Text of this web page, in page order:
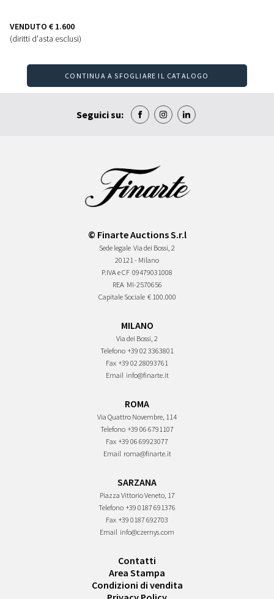
VENDUTO € 1.600
(diritti d'asta esclusi)
CONTINUA A SFOGLIARE IL CATALOGO
Seguici su:
© Finarte Auctions S.r.l
Sede legale Via dei Bossi, 2
20121 - Milano
P.IVA e CF 09479031008
REA MI-2570656
Capitale Sociale € 100.000
MILANO
Via dei Bossi, 2
Telefono +39 02 3363801
Fax +39 02 28093761
Email info@finarte.it
ROMA
Via Quattro Novembre, 114
Telefono +39 06 6791107
Fax +39 06 69923077
Email roma@finarte.it
SARZANA
Piazza Vittorio Veneto, 17
Telefono +39 0187 691376
Fax +39 0187 692703
Email info@czernys.com
Contatti
Area Stampa
Condizioni di vendita